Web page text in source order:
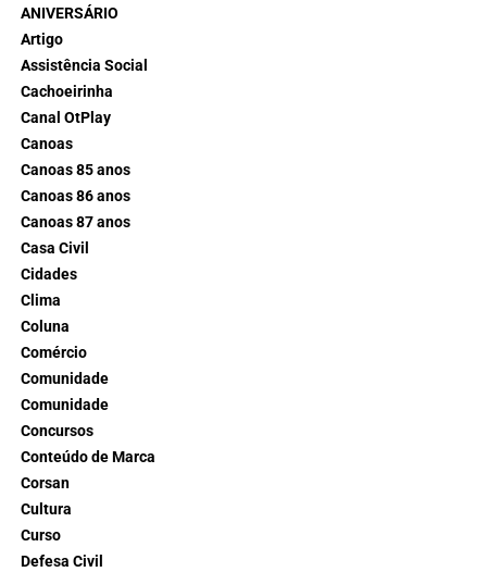
ANIVERSÁRIO
Artigo
Assistência Social
Cachoeirinha
Canal OtPlay
Canoas
Canoas 85 anos
Canoas 86 anos
Canoas 87 anos
Casa Civil
Cidades
Clima
Coluna
Comércio
Comunidade
Comunidade
Concursos
Conteúdo de Marca
Corsan
Cultura
Curso
Defesa Civil